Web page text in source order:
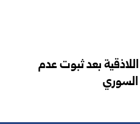
في اللاذقية بعد ثبوت عدم